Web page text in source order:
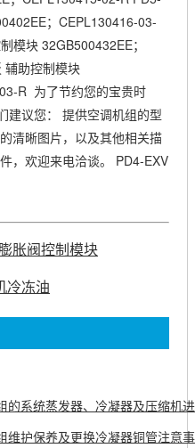
；CEPL130416-03-
模块 32GB500432EE；
辅助控制模块
R 为了节约您的宝贵时
建议您： 提供空调机组的型
清晰图片，以及其他相关描
，欢迎来电洽谈。 PD4-EXV
胀阀控制模块
冷冻油
的系统蒸发器、冷凝器及压缩机
维护保养及更换冷凝器铜管注意